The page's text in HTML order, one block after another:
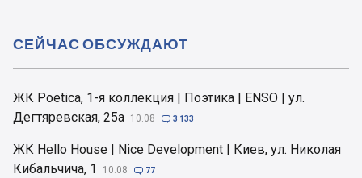
ЖК Poetica, 1-я коллекция | Поэтика | ENSO | ул.
Дегтяревская, 25а 10.08  3 133
ЖК Hello House | Nice Development | Киев, ул. Николая
Кибальчича, 1
10.08  77
СЕЙЧАС ОБСУЖДАЮТ